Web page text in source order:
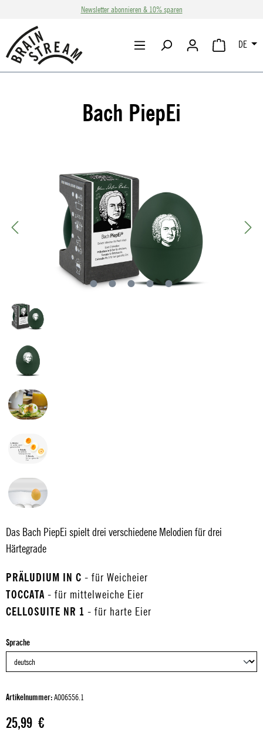
Zum Hauptinhalt springenNewsletter abonnieren & 10% sparen
DE
Bach PiepEi
Bildergalerie überspringen
Das Bach PiepEi spielt drei verschiedene Melodien für drei
Härtegrade
PRÄLUDIUM IN C - für Weicheier
TOCCATA - für mittelweiche Eier
CELLOSUITE NR 1 - für harte Eier
Spracheauswählen
Artikelnummer:A006556.1
Regulärer Preis:
25,99 €